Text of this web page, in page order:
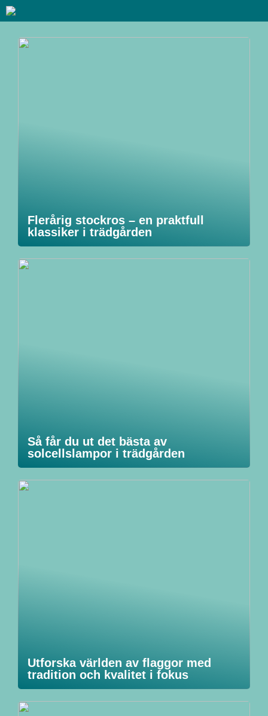
Flerårig stockros – en praktfull
klassiker i trädgården
Så får du ut det bästa av
solcellslampor i trädgården
Utforska världen av flaggor med
tradition och kvalitet i fokus